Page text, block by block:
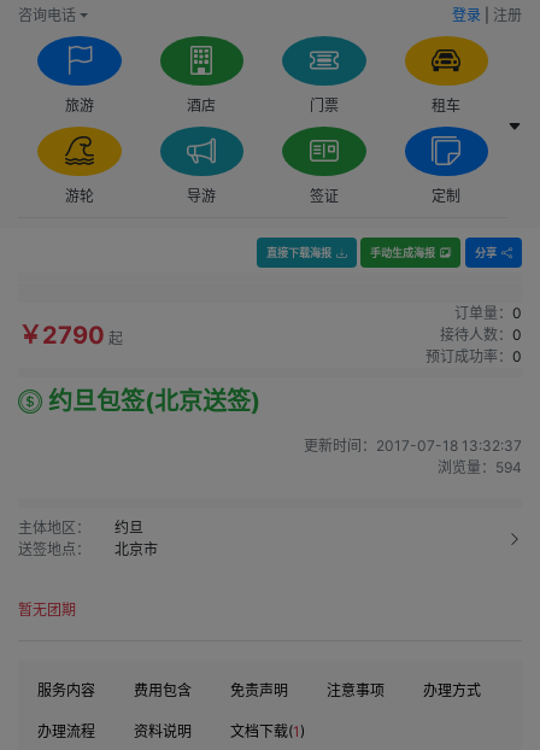
咨询电话 登录 注册
旅游 酒店 门票 租车
游轮 导游 签证 定制
直接下载海报 手动生成海报 分享
￥2790 起
订单量： 0
接待人数： 0
预订成功率： 0
约旦包签(北京送签)
更新时间： 2017-07-18 13:32:37
浏览量： 594
主体地区：
约旦
送签地点：
北京市
暂无团期
服务内容 费用包含 免责声明 注意事项 办理方式
办理流程 资料说明 文档下载(1 )